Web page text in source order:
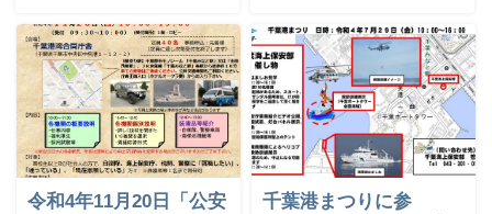
令和4年11月20日「公安
千葉港まつりに参